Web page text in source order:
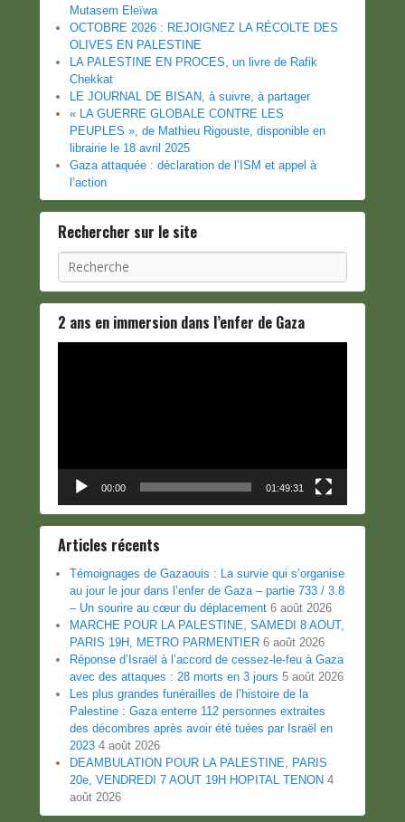
Mutasem Eleïwa
OCTOBRE 2026 : REJOIGNEZ LA RÉCOLTE DES
OLIVES EN PALESTINE
LA PALESTINE EN PROCES, un livre de Rafik
Chekkat
LE JOURNAL DE BISAN, à suivre, à partager
« LA GUERRE GLOBALE CONTRE LES
PEUPLES », de Mathieu Rigouste, disponible en
librairie le 18 avril 2025
Gaza attaquée : déclaration de l’ISM et appel à
l’action
Rechercher sur le site
Recherche
2 ans en immersion dans l’enfer de Gaza
00:00 01:49:31
Articles récents
Témoignages de Gazaouis : La survie qui s’organise
au jour le jour dans l’enfer de Gaza – partie 733 / 3.8
– Un sourire au cœur du déplacement 6 août 2026
MARCHE POUR LA PALESTINE, SAMEDI 8 AOUT,
PARIS 19H, METRO PARMENTIER 6 août 2026
Réponse d’Israël à l’accord de cessez-le-feu à Gaza
avec des attaques : 28 morts en 3 jours 5 août 2026
Les plus grandes funérailles de l’histoire de la
Palestine : Gaza enterre 112 personnes extraites
des décombres après avoir été tuées par Israël en
2023 4 août 2026
DEAMBULATION POUR LA PALESTINE, PARIS
20e, VENDREDI 7 AOUT 19H HOPITAL TENON 4
août 2026